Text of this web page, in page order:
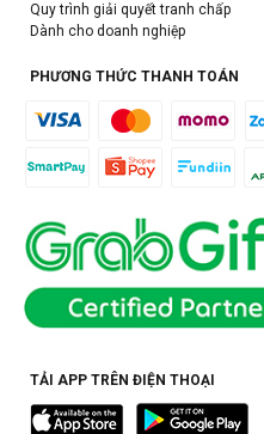
Quy trình giải quyết tranh chấp
Dành cho doanh nghiệp
PHƯƠNG THỨC THANH TOÁN
TẢI APP TRÊN ĐIỆN THOẠI